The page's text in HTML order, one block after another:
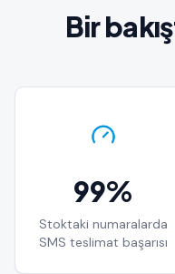
Bir
99%
Stoktaki numaralarda
SMS teslimat başarısı